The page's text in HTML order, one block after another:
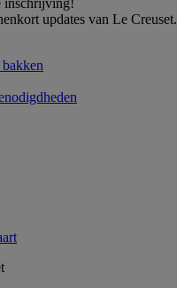
updates van Le Creuset.